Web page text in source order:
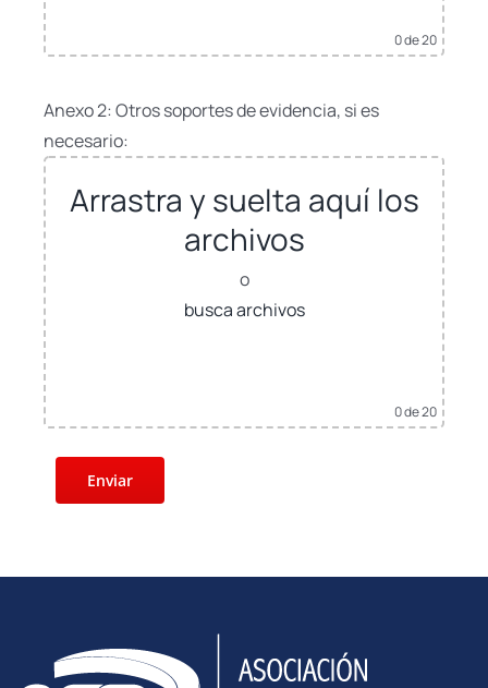
0de 20
Anexo 2: Otros soportes de evidencia, si es
necesario:
Arrastra y suelta aquí los
archivos
o
busca archivos
0de 20